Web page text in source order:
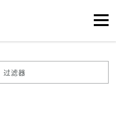
过滤器